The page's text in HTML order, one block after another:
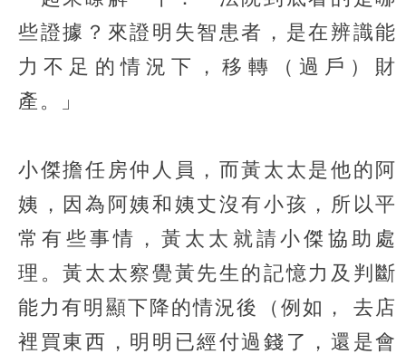
些證據？來證明失智患者，是在辨識能
力不足的情況下，移轉（過戶）財
產。」
小傑擔任房仲人員，而黃太太是他的阿
姨，因為阿姨和姨丈沒有小孩，所以平
常有些事情，黃太太就請小傑協助處
理。黃太太察覺黃先生的記憶力及判斷
能力有明顯下降的情況後（例如， 去店
裡買東西，明明已經付過錢了，還是會